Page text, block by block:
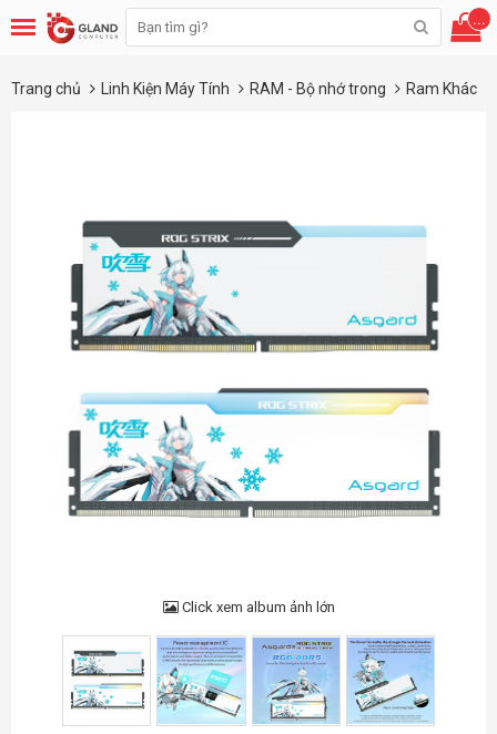
...
Trang chủ Linh Kiện Máy Tính RAM - Bộ nhớ trong Ram Khác
Click xem album ảnh lớn